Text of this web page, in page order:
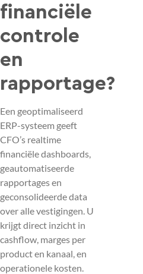
financiële
controle
en
rapportage?
Een geoptimaliseerd
ERP-systeem geeft
CFO’s realtime
financiële dashboards,
geautomatiseerde
rapportages en
geconsolideerde data
over alle vestigingen. U
krijgt direct inzicht in
cashflow, marges per
product en kanaal, en
operationele kosten.